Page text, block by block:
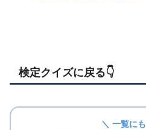
検定クイズに戻る👇️
＼ 一覧に